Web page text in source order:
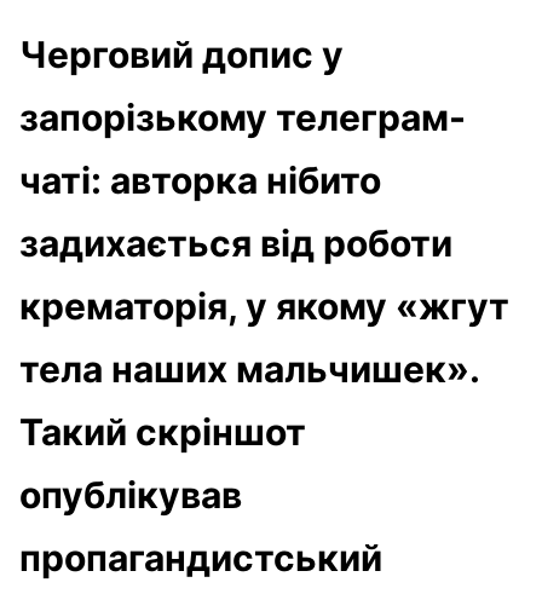
Черговий допис у
запорізькому телеграм-
чаті: авторка нібито
задихається від роботи
крематорія, у якому «жгут
тела наших мальчишек».
Такий скріншот
опублікував
пропагандистський